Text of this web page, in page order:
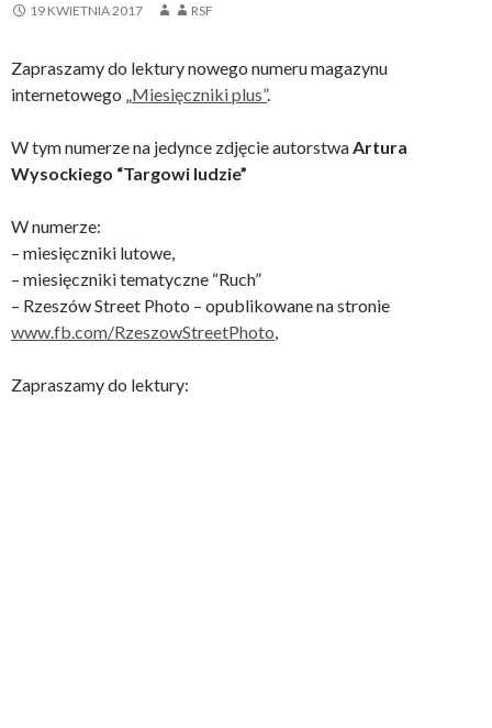
19 KWIETNIA 2017 RSF
Zapraszamy do lektury nowego numeru magazynu
internetowego „Miesięczniki plus”.
W tym numerze na jedynce zdjęcie autorstwaArtura
Wysockiego “Targowi ludzie”
W numerze:
– miesięczniki lutowe,
– miesięczniki tematyczne “Ruch”
– Rzeszów Street Photo – opublikowane na stronie
www.fb.com/RzeszowStreetPhoto,
Zapraszamy do lektury: